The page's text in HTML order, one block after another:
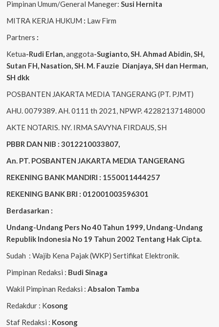
Pimpinan Umum/General Maneger: Susi Hernita
MITRA KERJA HUKUM : Law Firm
Partners :
Ketua-Rudi Erlan,anggota-Sugianto, SH. Ahmad Abidin, SH,
Sutan FH, Nasation, SH. M. Fauzie Dianjaya, SH dan Herman,
SH dkk
POSBANTEN JAKARTA MEDIA TANGERANG (PT. PJMT)
AHU. 0079389. AH. 0111 th 2021, NPWP. 42282137148000
AKTE NOTARIS. NY. IRMA SAVYNA FIRDAUS, SH
PBBR DAN NIB : 3012210033807,
An. PT. POSBANTEN JAKARTA MEDIA TANGERANG
REKENING BANK MANDIRI : 1550011444257
REKENING BANK BRI : 012001003596301
Berdasarkan :
Undang-Undang Pers No 40 Tahun 1999, Undang-Undang
Republik Indonesia No 19 Tahun 2002 Tentang Hak Cipta.
Sudah : Wajib Kena Pajak (WKP) Sertifikat Elektronik.
Pimpinan Redaksi : Budi Sinaga
Wakil Pimpinan Redaksi : Absalon Tamba
Redakdur : Kosong
Staf Redaksi : Kosong